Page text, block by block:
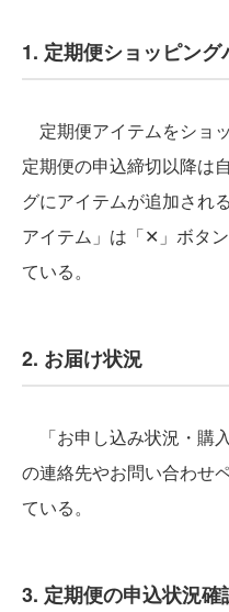
1. 定期便ショッピング
定期便アイテムをショ
定期便の申込締切以降は
グにアイテムが追加され
アイテム」は「✕」ボタ
ている。
2. お届け状況
「お申し込み状況・購
の連絡先やお問い合わせ
ている。
3. 定期便の申込状況確